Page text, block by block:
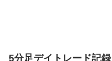
5分足デイトレード記録